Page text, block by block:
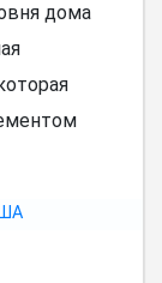
дома